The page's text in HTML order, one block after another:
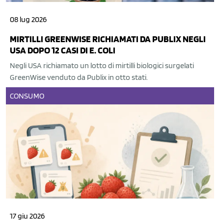
08 lug 2026
MIRTILLI GREENWISE RICHIAMATI DA PUBLIX NEGLI
USA DOPO 12 CASI DI E. COLI
Negli USA richiamato un lotto di mirtilli biologici surgelati
GreenWise venduto da Publix in otto stati.
CONSUMO
17 giu 2026